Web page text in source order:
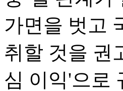
가면을 벗고
취할 것을 권
심 이익'으로